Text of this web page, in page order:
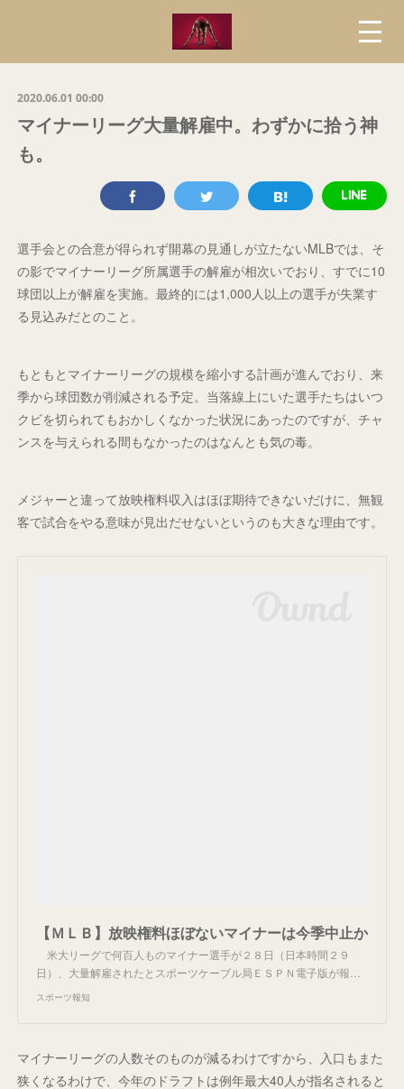
2020.06.01 00:00
マイナーリーグ大量解雇中。わずかに拾う神
も。
選手会との合意が得られず開幕の見通しが立たないMLBでは、そ
の影でマイナーリーグ所属選手の解雇が相次いでおり、すでに10
球団以上が解雇を実施。最終的には1,000人以上の選手が失業す
る見込みだとのこと。
もともとマイナーリーグの規模を縮小する計画が進んでおり、来
季から球団数が削減される予定。当落線上にいた選手たちはいつ
クビを切られてもおかしくなかった状況にあったのですが、チャ
ンスを与えられる間もなかったのはなんとも気の毒。
メジャーと違って放映権料収入はほぼ期待できないだけに、無観
客で試合をやる意味が見出だせないというのも大きな理由です。
【ＭＬＢ】放映権料ほぼないマイナーは今季中止か
米大リーグで何百人ものマイナー選手が２８日（日本時間２９
日）、大量解雇されたとスポーツケーブル局ＥＳＰＮ電子版が報…
スポーツ報知
マイナーリーグの人数そのものが減るわけですから、入口もまた
狭くなるわけで、今年のドラフトは例年最大40人が指名されると